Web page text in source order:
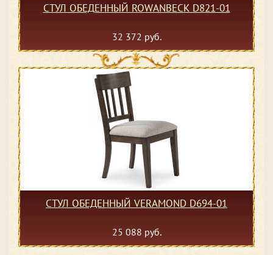
СТУЛ ОБЕДЕННЫЙ ROWANBECK D821-01
32 372 руб.
СТУЛ ОБЕДЕННЫЙ VERAMOND D694-01
25 088 руб.